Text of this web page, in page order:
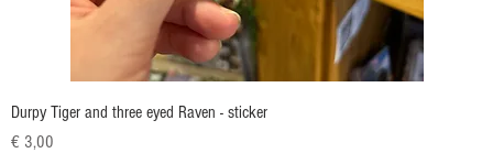
Durpy Tiger and three eyed Raven - sticker
Prijs
€ 3,00